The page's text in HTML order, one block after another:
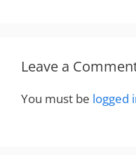
Leave a
You must be logged